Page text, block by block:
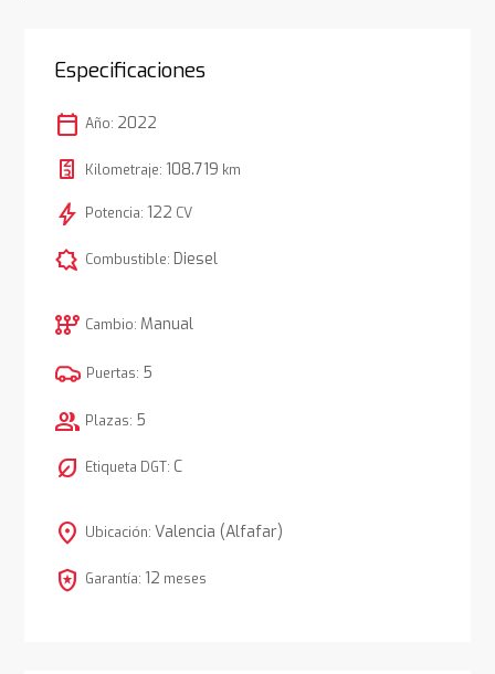
Especificaciones
calendar_today Año: 2022
Kilometraje: 108.719 km
bolt Potencia: 122 CV
comic_bubble Combustible: Diesel
auto_transmission Cambio: Manual
Puertas: 5
group Plazas: 5
nest_eco_leaf Etiqueta DGT: C
location_on Ubicación: Valencia (Alfafar)
local_police Garantía: 12 meses